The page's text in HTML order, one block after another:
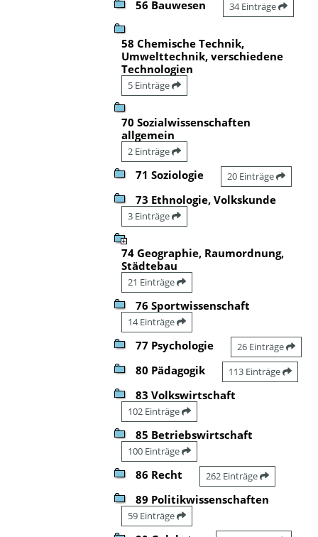
56 Bauwesen 34 Einträge
58 Chemische Technik,
Umwelttechnik, verschiedene
Technologien
5 Einträge
70 Sozialwissenschaften
allgemein
2 Einträge
71 Soziologie 20 Einträge
73 Ethnologie, Volkskunde
3 Einträge
74 Geographie, Raumordnung,
Städtebau
21 Einträge
76 Sportwissenschaft
14 Einträge
77 Psychologie 26 Einträge
80 Pädagogik 113 Einträge
83 Volkswirtschaft
102 Einträge
85 Betriebswirtschaft
100 Einträge
86 Recht 262 Einträge
89 Politikwissenschaften
59 Einträge